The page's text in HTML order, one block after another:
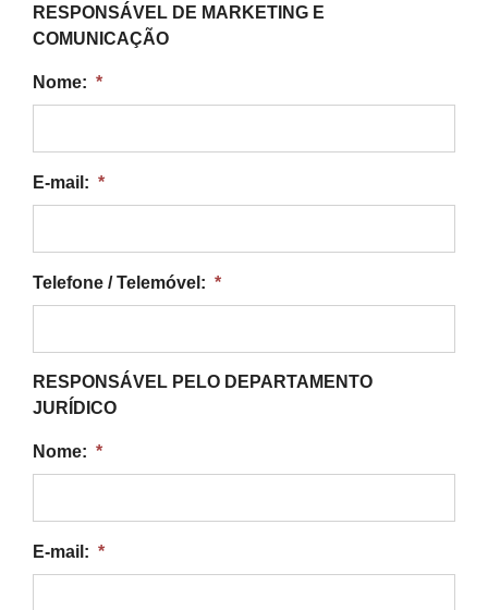
RESPONSÁVEL DE MARKETING E
COMUNICAÇÃO
Nome: *
E-mail: *
Telefone / Telemóvel: *
RESPONSÁVEL PELO DEPARTAMENTO
JURÍDICO
Nome: *
E-mail: *